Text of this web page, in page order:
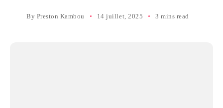
By Preston Kambou 14 juillet, 2025 3 mins read